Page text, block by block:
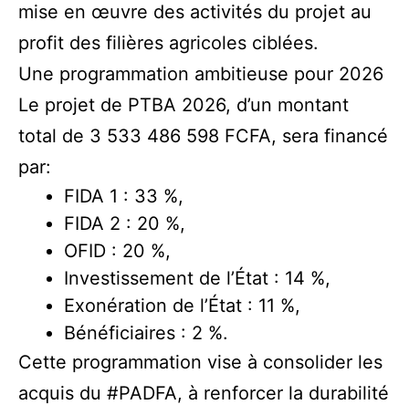
mise en œuvre des activités du projet au
profit des filières agricoles ciblées.
Une programmation ambitieuse pour 2026
Le projet de PTBA 2026, d’un montant
total de 3 533 486 598 FCFA, sera financé
par:
FIDA 1 : 33 %,
FIDA 2 : 20 %,
OFID : 20 %,
Investissement de l’État : 14 %,
Exonération de l’État : 11 %,
Bénéficiaires : 2 %.
Cette programmation vise à consolider les
acquis du #PADFA, à renforcer la durabilité